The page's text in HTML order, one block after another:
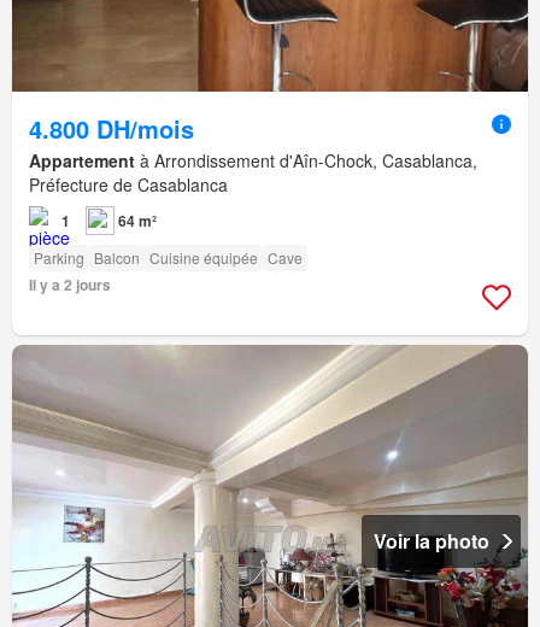
4.800 DH/mois
Appartement à Arrondissement d'Aîn-Chock, Casablanca,
Préfecture de Casablanca
1 64 m²
Parking Balcon Cuisine équipée Cave
Il y a 2 jours
Voir la photo